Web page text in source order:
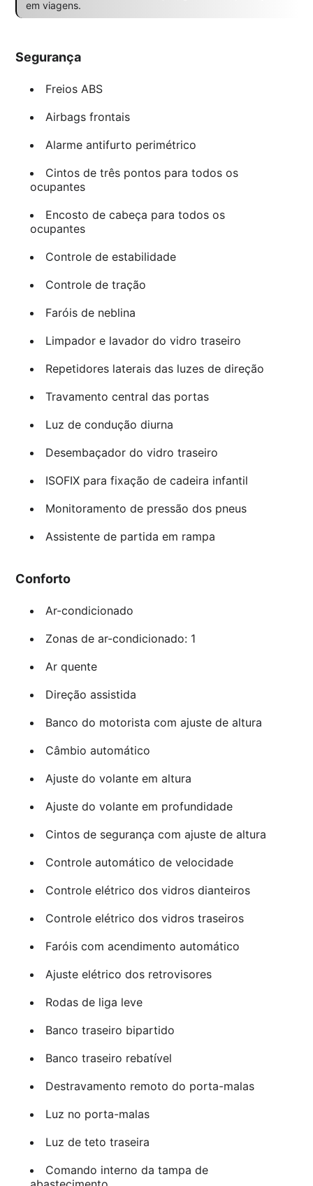
em viagens.
Segurança
Freios ABS
Airbags frontais
Alarme antifurto perimétrico
Cintos de três pontos para todos os
ocupantes
Encosto de cabeça para todos os
ocupantes
Controle de estabilidade
Controle de tração
Faróis de neblina
Limpador e lavador do vidro traseiro
Repetidores laterais das luzes de direção
Travamento central das portas
Luz de condução diurna
Desembaçador do vidro traseiro
ISOFIX para fixação de cadeira infantil
Monitoramento de pressão dos pneus
Assistente de partida em rampa
Conforto
Ar-condicionado
Zonas de ar-condicionado: 1
Ar quente
Direção assistida
Banco do motorista com ajuste de altura
Câmbio automático
Ajuste do volante em altura
Ajuste do volante em profundidade
Cintos de segurança com ajuste de altura
Controle automático de velocidade
Controle elétrico dos vidros dianteiros
Controle elétrico dos vidros traseiros
Faróis com acendimento automático
Ajuste elétrico dos retrovisores
Rodas de liga leve
Banco traseiro bipartido
Banco traseiro rebatível
Destravamento remoto do porta-malas
Luz no porta-malas
Luz de teto traseira
Comando interno da tampa de